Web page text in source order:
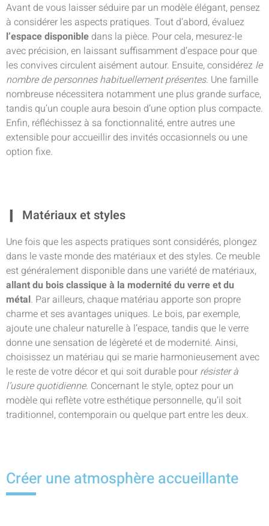
Avant de vous laisser séduire par un modèle élégant, pensez
à considérer les aspects pratiques. Tout d’abord, évaluez
l’espace disponible dans la pièce. Pour cela, mesurez-le
avec précision, en laissant suffisamment d’espace pour que
les convives circulent aisément autour. Ensuite, considérez le
nombre de personnes habituellement présentes. Une famille
nombreuse nécessitera notamment une plus grande surface,
tandis qu’un couple aura besoin d’une option plus compacte.
Enfin, réfléchissez à sa fonctionnalité, entre autres une
extensible pour accueillir des invités occasionnels ou une
option fixe.
Matériaux et styles
Une fois que les aspects pratiques sont considérés, plongez
dans le vaste monde des matériaux et des styles. Ce meuble
est généralement disponible dans une variété de matériaux,
allant du bois classique à la modernité du verre et du
métal. Par ailleurs, chaque matériau apporte son propre
charme et ses avantages uniques. Le bois, par exemple,
ajoute une chaleur naturelle à l’espace, tandis que le verre
donne une sensation de légèreté et de modernité. Ainsi,
choisissez un matériau qui se marie harmonieusement avec
le reste de votre décor et qui soit durable pour résister à
l’usure quotidienne. Concernant le style, optez pour un
modèle qui reflète votre esthétique personnelle, qu’il soit
traditionnel, contemporain ou quelque part entre les deux.
Créer une atmosphère accueillante